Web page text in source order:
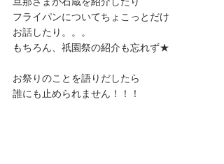
フライパンについてちょこっとだけ
お話したり。。。
もちろん、祇園祭の紹介も忘れず★
お祭りのことを語りだしたら
誰にも止められません！！！